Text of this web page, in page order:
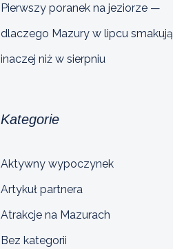
Pierwszy poranek na jeziorze —
dlaczego Mazury w lipcu smakują
inaczej niż w sierpniu
Kategorie
Aktywny wypoczynek
Artykuł partnera
Atrakcje na Mazurach
Bez kategorii